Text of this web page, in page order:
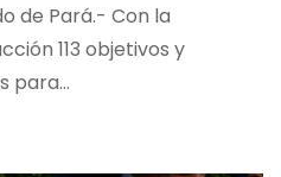
de Pará.- Con la
113 objetivos y
para…